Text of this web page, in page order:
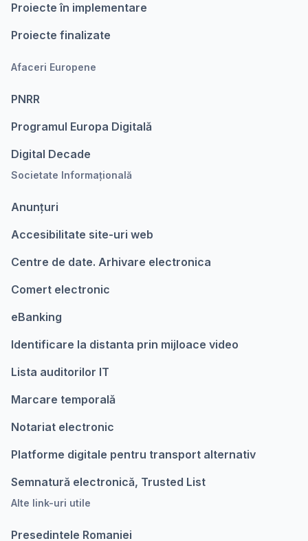
Proiecte în implementare
Proiecte finalizate
Afaceri Europene
PNRR
Programul Europa Digitalǎ
Digital Decade
Societate Informațională
Anunțuri
Accesibilitate site-uri web
Centre de date. Arhivare electronica
Comert electronic
eBanking
Identificare la distanta prin mijloace video
Lista auditorilor IT
Marcare temporalǎ
Notariat electronic
Platforme digitale pentru transport alternativ
Semnatură electronică, Trusted List
Alte link-uri utile
Presedintele Romaniei